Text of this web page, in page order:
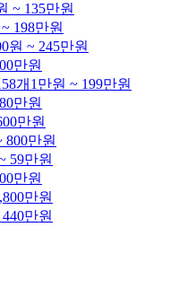
~ 135만원
198만원
원 ~ 245만원
만원
개 1만원 ~ 199만원
만원
만원
800만원
59만원
만원
만원
만원